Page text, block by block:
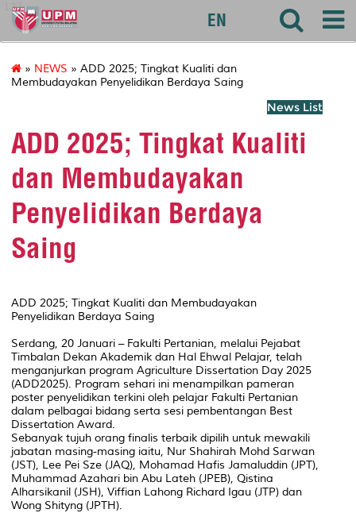
127
EN
» NEWS » ADD 2025; Tingkat Kualiti dan
Membudayakan Penyelidikan Berdaya Saing
News List
ADD 2025; Tingkat Kualiti
dan Membudayakan
Penyelidikan Berdaya
Saing
ADD 2025; Tingkat Kualiti dan Membudayakan
Penyelidikan Berdaya Saing
Serdang, 20 Januari – Fakulti Pertanian, melalui Pejabat
Timbalan Dekan Akademik dan Hal Ehwal Pelajar, telah
menganjurkan program Agriculture Dissertation Day 2025
(ADD2025). Program sehari ini menampilkan pameran
poster penyelidikan terkini oleh pelajar Fakulti Pertanian
dalam pelbagai bidang serta sesi pembentangan Best
Dissertation Award.
Sebanyak tujuh orang finalis terbaik dipilih untuk mewakili
jabatan masing-masing iaitu, Nur Shahirah Mohd Sarwan
(JST), Lee Pei Sze (JAQ), Mohamad Hafis Jamaluddin (JPT),
Muhammad Azahari bin Abu Lateh (JPEB), Qistina
Alharsikanil (JSH), Viffian Lahong Richard Igau (JTP) dan
Wong Shityng (JPTH).